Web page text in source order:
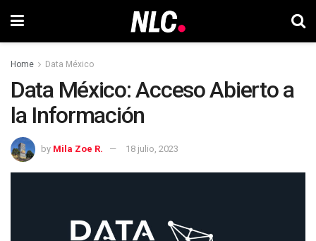
Home Data México
Data México: Acceso Abierto a
la Información
by Mila Zoe R. 18 julio, 2023